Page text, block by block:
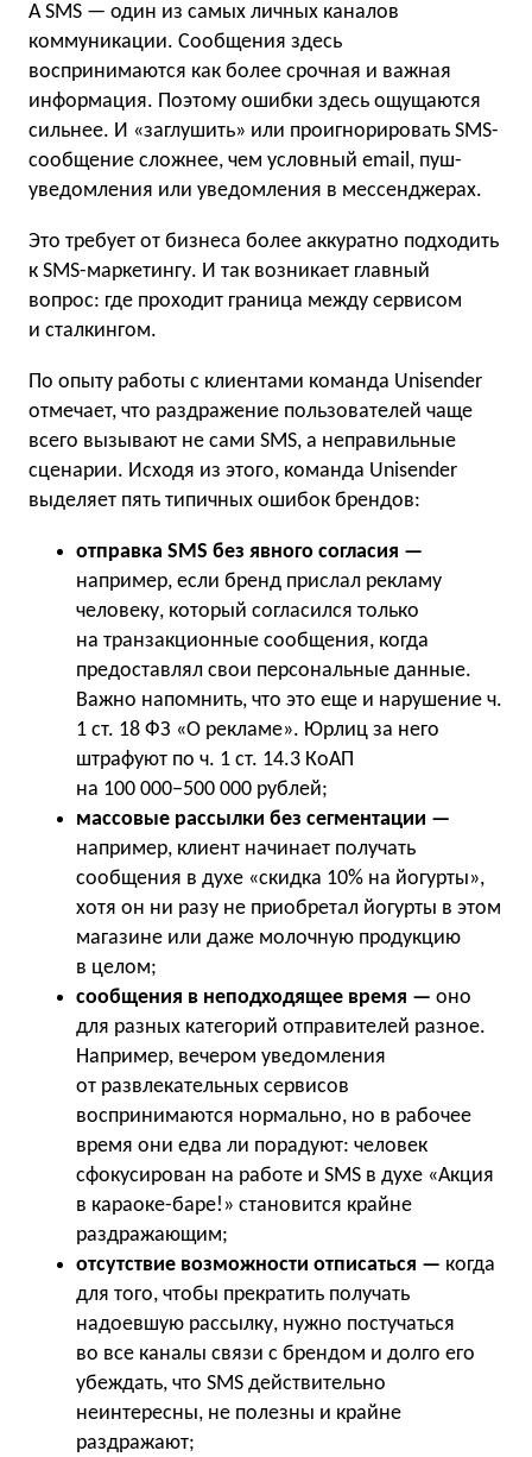
А SMS — один из самых личных каналов
коммуникации. Сообщения здесь
воспринимаются как более срочная и важная
информация. Поэтому ошибки здесь ощущаются
сильнее. И «заглушить» или проигнорировать SMS-
сообщение сложнее, чем условный email, пуш-
уведомления или уведомления в мессенджерах.
Это требует от бизнеса более аккуратно подходить
к SMS-маркетингу. И так возникает главный
вопрос: где проходит граница между сервисом
и сталкингом.
По опыту работы с клиентами команда Unisender
отмечает, что раздражение пользователей чаще
всего вызывают не сами SMS, а неправильные
сценарии. Исходя из этого, команда Unisender
выделяет пять типичных ошибок брендов:
отправка SMS без явного согласия —
например, если бренд прислал рекламу
человеку, который согласился только
на транзакционные сообщения, когда
предоставлял свои персональные данные.
Важно напомнить, что это еще и нарушение ч.
1 ст. 18 ФЗ «О рекламе». Юрлиц за него
штрафуют по ч. 1 ст. 14.3 КоАП
на 100 000−500 000 рублей;
массовые рассылки без сегментации —
например, клиент начинает получать
сообщения в духе «скидка 10% на йогурты»,
хотя он ни разу не приобретал йогурты в этом
магазине или даже молочную продукцию
в целом;
сообщения в неподходящее время — оно
для разных категорий отправителей разное.
Например, вечером уведомления
от развлекательных сервисов
воспринимаются нормально, но в рабочее
время они едва ли порадуют: человек
сфокусирован на работе и SMS в духе «Акция
в караоке-баре!» становится крайне
раздражающим;
отсутствие возможности отписаться — когда
для того, чтобы прекратить получать
надоевшую рассылку, нужно постучаться
во все каналы связи с брендом и долго его
убеждать, что SMS действительно
неинтересны, не полезны и крайне
раздражают;